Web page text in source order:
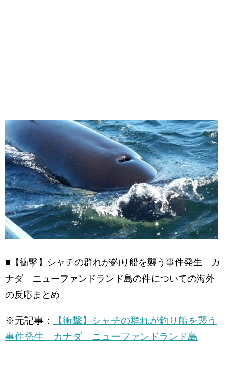
■【衝撃】シャチの群れが釣り船を襲う事件発生 カ
ナダ ニューファンドランド島の件についての海外
の反応まとめ
※元記事：
【衝撃】シャチの群れが釣り船を襲う
事件発生 カナダ ニューファンドランド島